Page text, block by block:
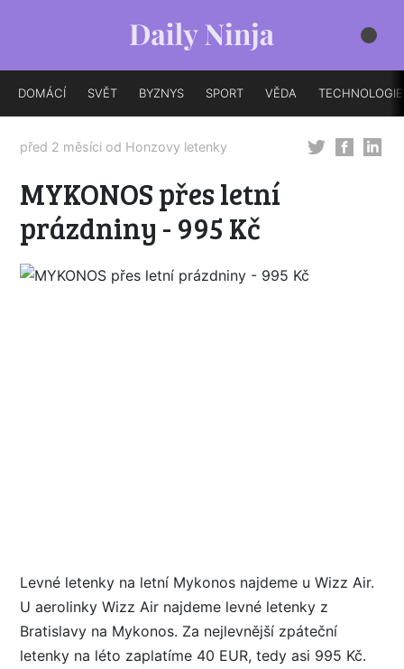
DOMÁCÍ SVĚT BYZNYS SPORT VĚDA TECHNOLOGIE
před 2 měsíci od Honzovy letenky
MYKONOS přes letní
prázdniny - 995 Kč
Levné letenky na letní Mykonos najdeme u Wizz Air.
U aerolinky Wizz Air najdeme levné letenky z
Bratislavy na Mykonos. Za nejlevnější zpáteční
letenky na léto zaplatíme 40 EUR, tedy asi 995 Kč.